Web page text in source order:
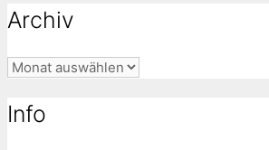
Archiv
Archiv
Info